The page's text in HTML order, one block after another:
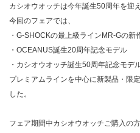
カシオウオッチは今年誕生50周年を迎
今回のフェアでは、
・G-SHOCKの最上級ラインMR-Gの新
・OCEANUS誕生20周年記念モデル
・カシオウオッチ誕生50周年記念モ
プレミアムラインを中心に新製品・限
した。
フェア期間中カシオウオッチご購入の